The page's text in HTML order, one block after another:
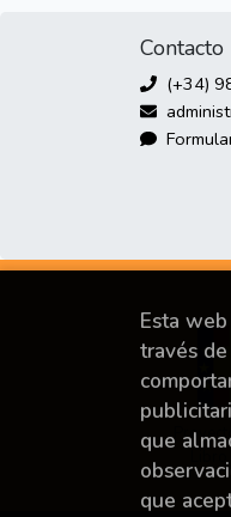
Contacto
(+34)
Esta
través
que
que